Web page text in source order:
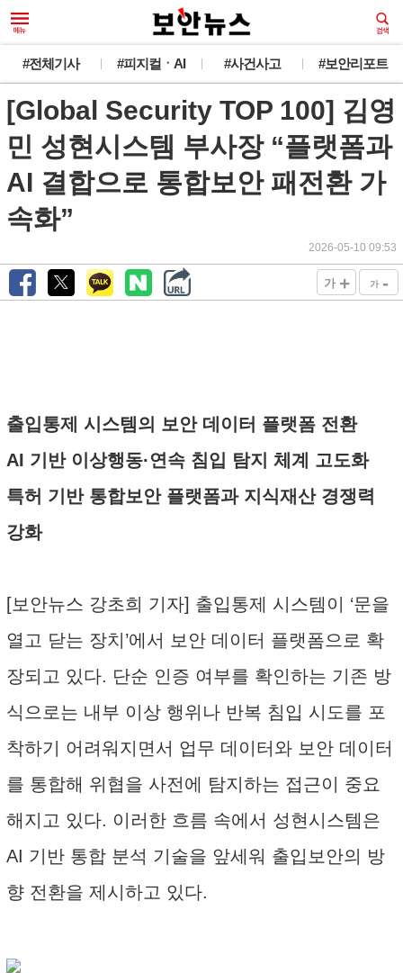
#전체기사 #피지컬ㆍAI #사건사고 #보안리포트
[Global Security TOP 100] 김영
민 성현시스템 부사장 “플랫폼과
AI 결합으로 통합보안 패전환 가
속화”
2026-05-10 09:53
가 + 가 -
출입통제 시스템의 보안 데이터 플랫폼 전환
AI 기반 이상행동·연속 침입 탐지 체계 고도화
특허 기반 통합보안 플랫폼과 지식재산 경쟁력
강화
[보안뉴스 강초희 기자] 출입통제 시스템이 ‘문을
열고 닫는 장치’에서 보안 데이터 플랫폼으로 확
장되고 있다. 단순 인증 여부를 확인하는 기존 방
식으로는 내부 이상 행위나 반복 침입 시도를 포
착하기 어려워지면서 업무 데이터와 보안 데이터
를 통합해 위협을 사전에 탐지하는 접근이 중요
해지고 있다. 이러한 흐름 속에서 성현시스템은
AI 기반 통합 분석 기술을 앞세워 출입보안의 방
향 전환을 제시하고 있다.